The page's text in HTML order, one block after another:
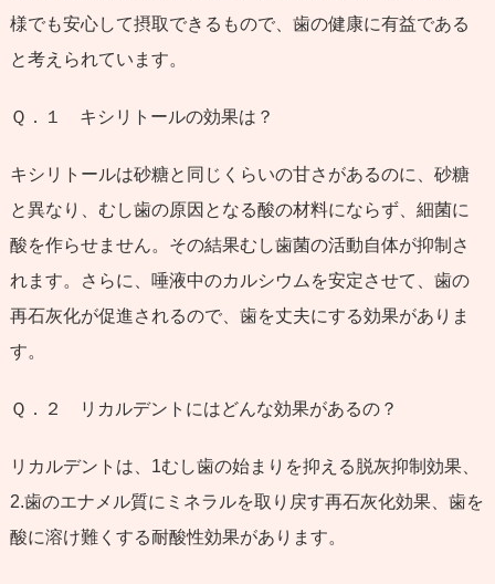
様でも安心して摂取できるもので、歯の健康に有益である
と考えられています。
Ｑ．１ キシリトールの効果は？
キシリトールは砂糖と同じくらいの甘さがあるのに、砂糖
と異なり、むし歯の原因となる酸の材料にならず、細菌に
酸を作らせません。その結果むし歯菌の活動自体が抑制さ
れます。さらに、唾液中のカルシウムを安定させて、歯の
再石灰化が促進されるので、歯を丈夫にする効果がありま
す。
Ｑ．２ リカルデントにはどんな効果があるの？
リカルデントは、1むし歯の始まりを抑える脱灰抑制効果、
2.歯のエナメル質にミネラルを取り戻す再石灰化効果、歯を
酸に溶け難くする耐酸性効果があります。